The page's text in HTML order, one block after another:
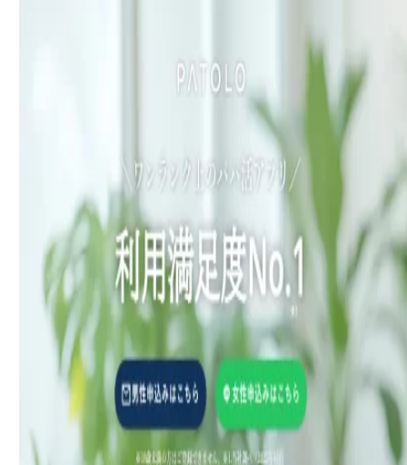
Q2. 「大人」の関係なしで、食事だけでも
会ってくれるパパは本当にいますか？
Q3. 家族や職場に身バレしないか心配です。
Q5. 札幌で効率よくパパを見つけるには、ど
のエリアで活動するのがおすすめですか？